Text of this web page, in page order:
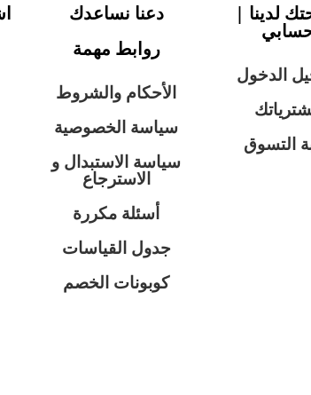
لدينا |
الدخول
التسوق
دعنا نساعدك
روابط مهمة
الأحكام والشروط
سياسة الخصوصية
سياسة الاستبدال و
الاسترجاع
أسئلة مكررة
جدول القياسات
كوبونات الخصم